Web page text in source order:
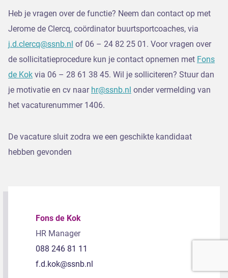
Heb je vragen over de functie? Neem dan contact op met
Jerome de Clercq, coördinator buurtsportcoaches, via
j.d.clercq@ssnb.nl of 06 – 24 82 25 01. Voor vragen over
de sollicitatieprocedure kun je contact opnemen met Fons
de Kok via 06 – 28 61 38 45. Wil je solliciteren? Stuur dan
je motivatie en cv naar hr@ssnb.nl onder vermelding van
het vacaturenummer 1406.
De vacature sluit zodra we een geschikte kandidaat
hebben gevonden
Fons de Kok
HR Manager
088 246 81 11
f.d.kok@ssnb.nl